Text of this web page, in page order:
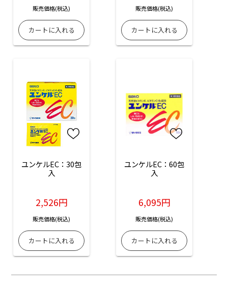
販売価格(税込) 販売価格(税込)
ユンケルEC：30包
入
2,526円
販売価格(税込)
ユンケルEC：60包
入
6,095円
販売価格(税込)